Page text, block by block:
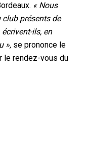
« Nous
présents de
ils, en
», se prononce le
le rendez-vous du